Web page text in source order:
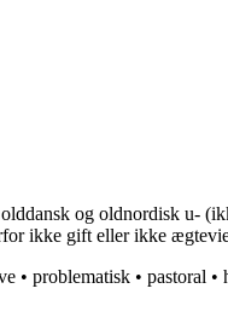
og oldnordisk u-
ikke gift eller ikke
• problematisk • pastoral •